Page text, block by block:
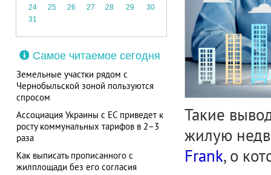
24
25 26 27 28 29
30
31
Самое читаемое сегодня
Земельные участки рядом с
Чернобыльской зоной пользуются
спросом
Ассоциация Украины с ЕС приведет к
росту коммунальных тарифов в 2–3
раза
Как выписать прописанного с
жилплощади без его согласия
Такие
жилую
Frank, о